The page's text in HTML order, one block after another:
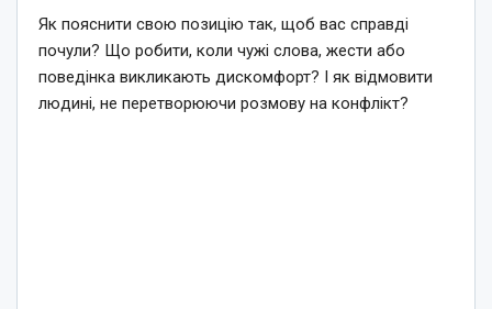
Як пояснити свою позицію так, щоб вас справді
почули? Що робити, коли чужі слова, жести або
поведінка викликають дискомфорт? І як відмовити
людині, не перетворюючи розмову на конфлікт?